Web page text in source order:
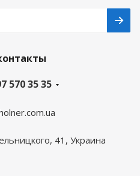
570 35 35
41, Украина